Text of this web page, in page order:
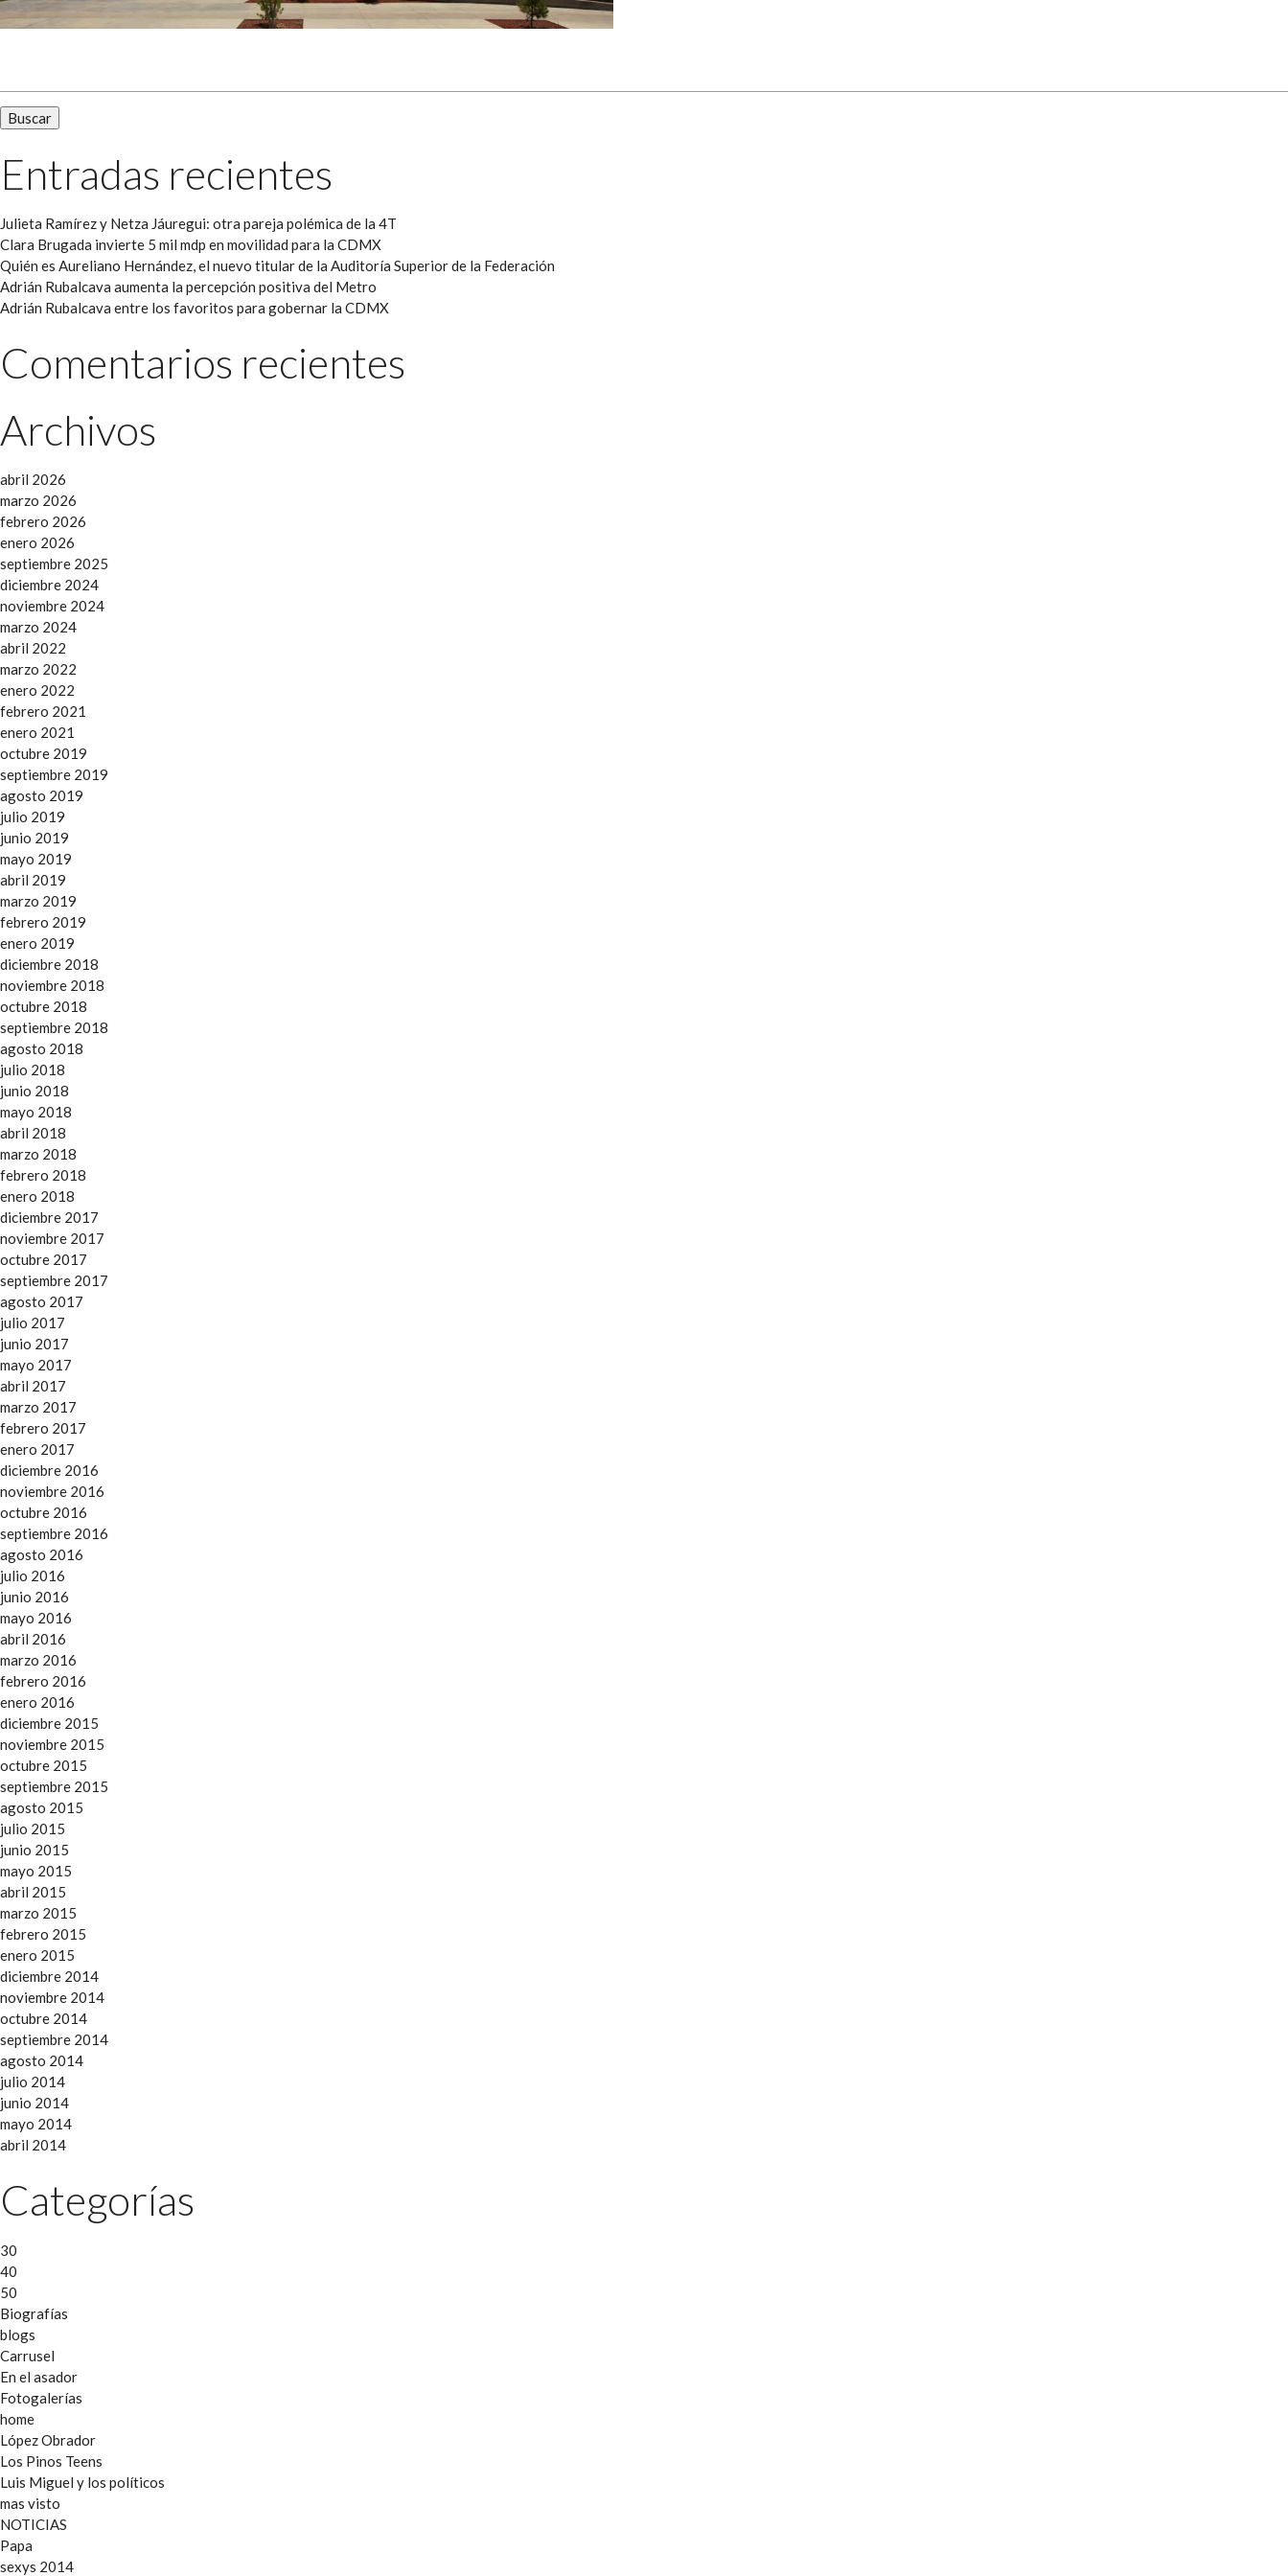
Entradas recientes
Julieta Ramírez y Netza Jáuregui: otra pareja polémica de la 4T
Clara Brugada invierte 5 mil mdp en movilidad para la CDMX
Quién es Aureliano Hernández, el nuevo titular de la Auditoría Superior de la Federación
Adrián Rubalcava aumenta la percepción positiva del Metro
Adrián Rubalcava entre los favoritos para gobernar la CDMX
Comentarios recientes
Archivos
abril 2026
marzo 2026
febrero 2026
enero 2026
septiembre 2025
diciembre 2024
noviembre 2024
marzo 2024
abril 2022
marzo 2022
enero 2022
febrero 2021
enero 2021
octubre 2019
septiembre 2019
agosto 2019
julio 2019
junio 2019
mayo 2019
abril 2019
marzo 2019
febrero 2019
enero 2019
diciembre 2018
noviembre 2018
octubre 2018
septiembre 2018
agosto 2018
julio 2018
junio 2018
mayo 2018
abril 2018
marzo 2018
febrero 2018
enero 2018
diciembre 2017
noviembre 2017
octubre 2017
septiembre 2017
agosto 2017
julio 2017
junio 2017
mayo 2017
abril 2017
marzo 2017
febrero 2017
enero 2017
diciembre 2016
noviembre 2016
octubre 2016
septiembre 2016
agosto 2016
julio 2016
junio 2016
mayo 2016
abril 2016
marzo 2016
febrero 2016
enero 2016
diciembre 2015
noviembre 2015
octubre 2015
septiembre 2015
agosto 2015
julio 2015
junio 2015
mayo 2015
abril 2015
marzo 2015
febrero 2015
enero 2015
diciembre 2014
noviembre 2014
octubre 2014
septiembre 2014
agosto 2014
julio 2014
junio 2014
mayo 2014
abril 2014
Categorías
30
40
50
Biografías
blogs
Carrusel
En el asador
Fotogalerías
home
López Obrador
Los Pinos Teens
Luis Miguel y los políticos
mas visto
NOTICIAS
Papa
sexys 2014